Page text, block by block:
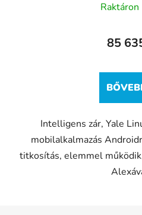
Raktáron
85
Intelligens zár, Yale
mobilalkalmazás
titkosítás, elemmel